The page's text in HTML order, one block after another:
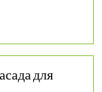
для